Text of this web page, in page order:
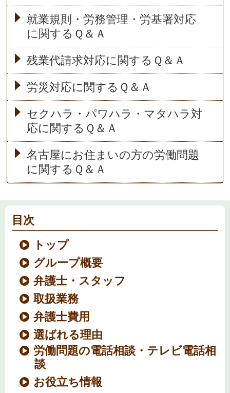
就業規則・労務管理・労基署対応
に関するＱ＆Ａ
残業代請求対応に関するＱ＆Ａ
労災対応に関するＱ＆Ａ
セクハラ・パワハラ・マタハラ対
応に関するＱ＆Ａ
名古屋にお住まいの方の労働問題
に関するＱ＆Ａ
目次
トップ
グループ概要
弁護士・スタッフ
取扱業務
弁護士費用
選ばれる理由
労働問題の電話相談・テレビ電話相
談
お役立ち情報